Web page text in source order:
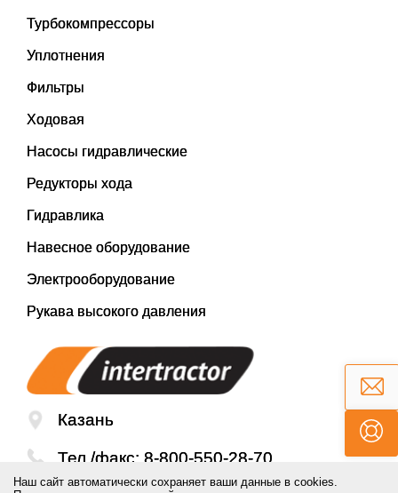
Турбокомпрессоры
Уплотнения
Фильтры
Ходовая
Насосы гидравлические
Редукторы хода
Гидравлика
Навесное оборудование
Электрооборудование
Рукава высокого давления
Казань
Тел./факс: 8-800-550-28-70
Наш сайт автоматически сохраняет ваши данные в cookies.